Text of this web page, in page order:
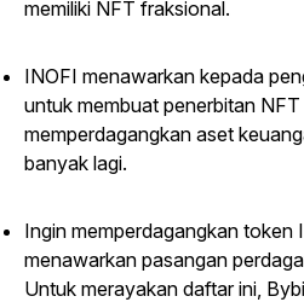
memiliki NFT fraksional.
INOFI menawarkan kepada
untuk membuat penerbitan
memperdagangkan aset
banyak lagi.
Ingin memperdagangkan token
menawarkan pasangan
Untuk merayakan daftar ini,